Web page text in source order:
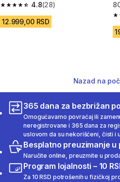
4.8
4.8 od 5 zvezdica from 28
(28)
12.999,00 RSD
Nazad na
365 dana za bezbrižan
Omogućavamo povraćaj ili
neregistrovane i 365 dana za
uslovom da su nekorišćeni, čisti i
Besplatno preuzimanje u
Naručite online, preuzmite u
Program lojalnosti – 10
Za 10 RSD potrošenih u fizičkoj